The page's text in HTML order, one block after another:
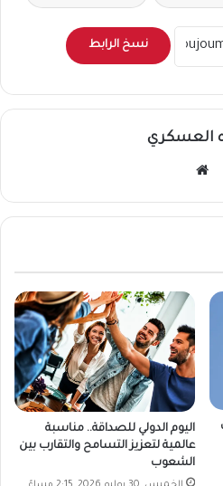
نسخ الرابط
العسكري
اليوم الدولي للصداقة.. مناسبة
عالمية لتعزيز التسامح والتقارب بين
الشعوب